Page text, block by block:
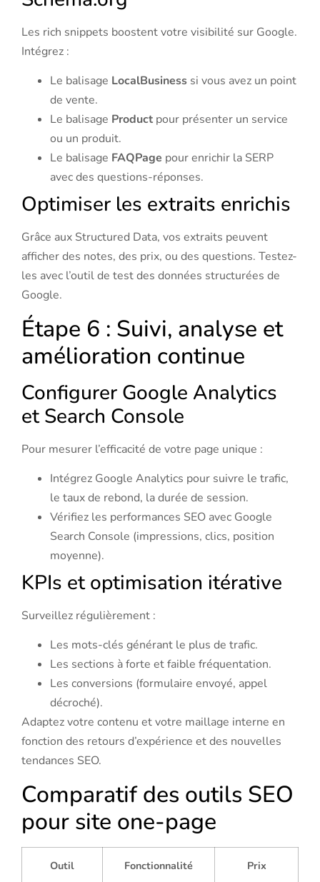
Les rich snippets boostent votre visibilité sur Google.
Intégrez :
Le balisage LocalBusiness si vous avez un point
de vente.
Le balisage Product pour présenter un service
ou un produit.
Le balisage FAQPage pour enrichir la SERP
avec des questions-réponses.
Optimiser les extraits enrichis
Grâce aux Structured Data, vos extraits peuvent
afficher des notes, des prix, ou des questions. Testez-
les avec l’outil de test des données structurées de
Google.
Étape 6 : Suivi, analyse et
amélioration continue
Configurer Google Analytics
et Search Console
Pour mesurer l’efficacité de votre page unique :
Intégrez Google Analytics pour suivre le trafic,
le taux de rebond, la durée de session.
Vérifiez les performances SEO avec Google
Search Console (impressions, clics, position
moyenne).
KPIs et optimisation itérative
Surveillez régulièrement :
Les mots-clés générant le plus de trafic.
Les sections à forte et faible fréquentation.
Les conversions (formulaire envoyé, appel
décroché).
Adaptez votre contenu et votre maillage interne en
fonction des retours d’expérience et des nouvelles
tendances SEO.
Comparatif des outils SEO
pour site one-page
Outil Fonctionnalité Prix